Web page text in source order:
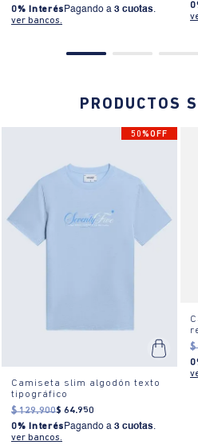
0% Interés Pagando a 3 cuotas.
ver bancos.
PRODUCTOS
50%OFF
Camiseta slim algodón texto
tipográfico
$ 129.900$ 64.950
0% Interés Pagando a 3 cuotas.
ver bancos.
$